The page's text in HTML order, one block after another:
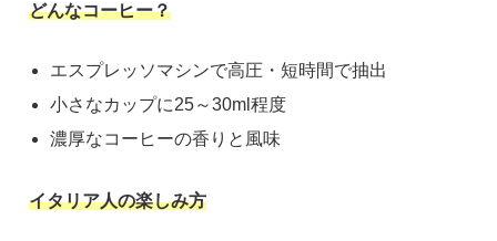
どんなコーヒー？
エスプレッソマシンで高圧・短時間で抽出
小さなカップに25～30ml程度
濃厚なコーヒーの香りと風味
イタリア人の楽しみ方